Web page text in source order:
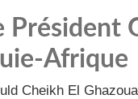
Président
Afrique
Cheikh El